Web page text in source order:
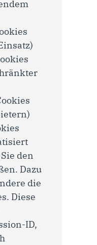
den
Dazu
die
Diese
ID,